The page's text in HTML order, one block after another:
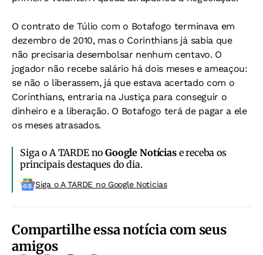
O contrato de Túlio com o Botafogo terminava em
dezembro de 2010, mas o Corinthians já sabia que
não precisaria desembolsar nenhum centavo. O
jogador não recebe salário há dois meses e ameaçou:
se não o liberassem, já que estava acertado com o
Corinthians, entraria na Justiça para conseguir o
dinheiro e a liberação. O Botafogo terá de pagar a ele
os meses atrasados.
Siga o A TARDE noGoogle Notíciase receba os
principais destaques do dia.
Siga o A TARDE no Google Noticias
Compartilhe essa notícia com seus
amigos